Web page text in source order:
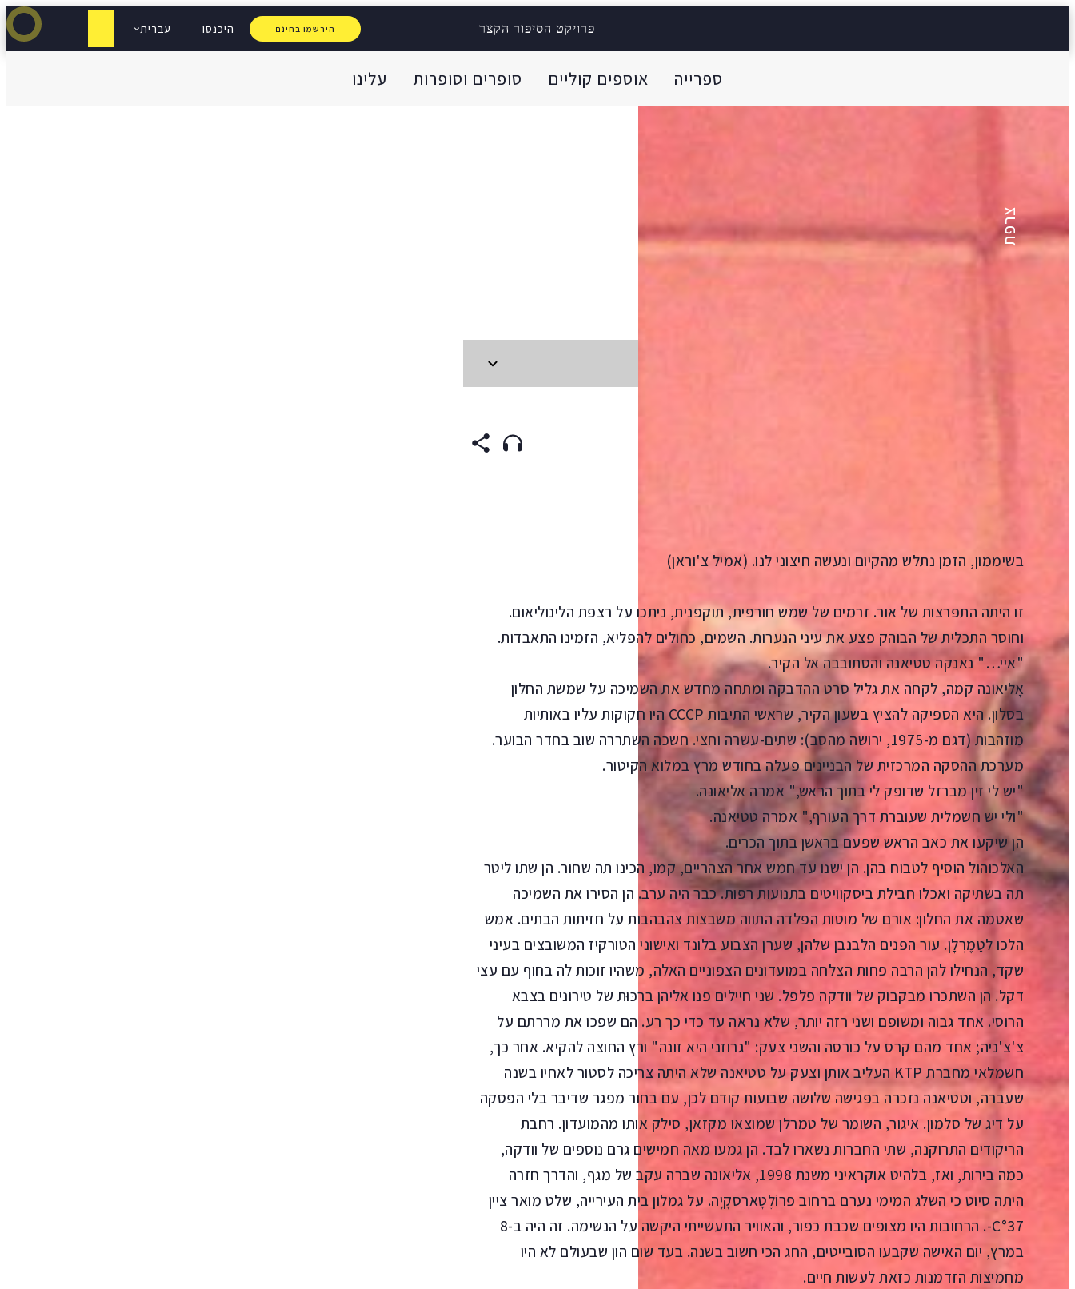
פרויקט הסיפור הקצר הירשמו בחינם היכנסו עברית
ספרייה אוספים קוליים סופרים וסופרות עלינו
צרפת שיממון
בשיממון, הזמן נתלש מהקיום ונעשה חיצוני לנו. (אמיל צ'וראן)
זו היתה התפרצות של אור. זרמים של שמש חורפית, תוקפנית, ניתכו על רצפת הלינוליאום.
וחוסר התכלית של הבוהק פצע את עיני הנערות. השמים, כחולים להפליא, הזמינו התאבדות.
"איי…" נאנקה טטיאנה והסתובבה אל הקיר.
אָליאוֹנה קמה, לקחה את גליל סרט ההדבקה ומתחה מחדש את השמיכה על שמשת החלון
בסלון. היא הספיקה להציץ בשעון הקיר, שראשי התיבות CCCP היו חקוקות עליו באותיות
מוזהבות (דגם מ-1975, ירושה מהסב): שתים-עשרה וחצי. חשכה השתררה שוב בחדר הבוער.
מערכת ההסקה המרכזית של הבניינים פעלה בחודש מרץ במלוא הקיטור.
"יש לי זין מברזל שדופק לי בתוך הראש," אמרה אליאונה.
"ולי יש חשמלית שעוברת דרך העורף," אמרה טטיאנה.
הן שיקעו את כאב הראש שפעם בראשן בתוך הכרים.
האלכוהול הוסיף לטבוח בהן. הן ישנו עד חמש אחר הצהריים, קמו, הכינו תה שחור. הן שתו ליטר
תה בשתיקה ואכלו חבילת ביסקוויטים בתנועות רפות. כבר היה ערב. הן הסירו את השמיכה
שאטמה את החלון: אורם של מוטות הפלדה התווה משבצות צהבהבות על חזיתות הבתים. אמש
הלכו לטָמֶרְלָן. עור הפנים הלבנבן שלהן, שערן הצבוע בלונד ואישוני הטורקיז המשובצים בעיני
שקד, הנחילו להן הרבה פחות הצלחה במועדונים הצפוניים האלה, משהיו זוכות לה בחוף עם עצי
דקל. הן השתכרו מבקבוק של וודקה פלפל. שני חיילים פנו אליהן ברכּוּת של טירונים בצבא
הרוסי. אחד גבוה ומשופם ושני רזה יותר, שלא נראה עד כדי כך רע. הם שפכו את מררתם על
צ'צ'ניה; אחד מהם קרס על כורסה והשני צעק: "גרוזני היא זונה" ורץ החוצה להקיא. אחר כך,
חשמלאי מחברת KTP העליב אותן וצעק על טטיאנה שלא היתה צריכה לסטור לאחיו בשנה
שעברה, וטטיאנה נזכרה בפגישה שלושה שבועות קודם לכן, עם בחור מפגר שדיבר בלי הפסקה
על דיג של סלמון. איגור, השומר של טמרלן שמוצאו מקזאן, סילק אותו מהמועדון. רחבת
הריקודים התרוקנה, שתי החברות נשארו לבד. הן גמעו מאה חמישים גרם נוספים של וודקה,
כמה בירות, ואז, בלהיט אוקראיני משנת 1998, אליאונה שברה עקב של מגף, והדרך חזרה
היתה סיוט כי השלג המימי נערם ברחוב פרוֹלֶטָארסקָיָה. על גמלון בית העירייה, שלט מואר ציין
C°37-. הרחובות היו מצופים שכבת כפור, והאוויר התעשייתי היקשה על הנשימה. זה היה ב-8
במרץ, יום האישה שקבעו הסובייטים, החג הכי חשוב בשנה. בעד שום הון שבעולם לא היו
מחמיצות הזדמנות כזאת לעשות חיים.